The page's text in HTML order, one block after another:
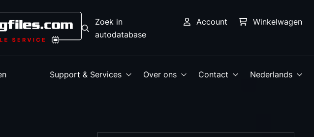
Zoek in
autodatabase
Account Winkelwagen
Support & Services Over ons Contact Nederlands